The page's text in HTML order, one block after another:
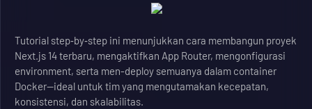
Tutorial step‑by‑step ini menunjukkan cara membangun proyek
Next.js 14 terbaru, mengaktifkan App Router, mengonfigurasi
environment, serta men-deploy semuanya dalam container
Docker—ideal untuk tim yang mengutamakan kecepatan,
konsistensi, dan skalabilitas.